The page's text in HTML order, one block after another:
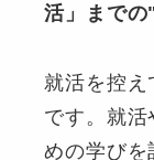
活」まで
就活を控え
です。就活
めの学びを